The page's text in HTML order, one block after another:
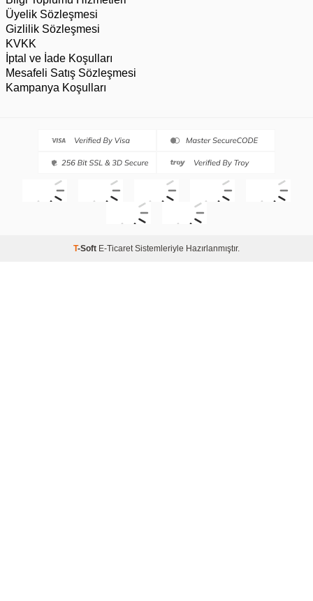
Üyelik Sözleşmesi
Gizlilik Sözleşmesi
KVKK
İptal ve İade Koşulları
Mesafeli Satış Sözleşmesi
Kampanya Koşulları
T-Soft E-Ticaret Sistemleriyle Hazırlanmıştır.